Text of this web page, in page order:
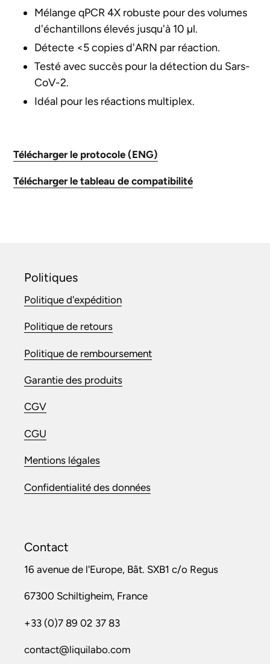
Mélange qPCR 4X robuste pour des volumes
d'échantillons élevés jusqu'à 10 µl.
Détecte <5 copies d'ARN par réaction.
Testé avec succès pour la détection du Sars-
CoV-2.
Idéal pour les réactions multiplex.
Télécharger le protocole (ENG)
Télécharger le tableau de compatibilité
Politiques
Politique d'expédition
Politique de retours
Politique de remboursement
Garantie des produits
CGV
CGU
Mentions légales
Confidentialité des données
Contact
16 avenue de l'Europe, Bât. SXB1 c/o Regus
67300 Schiltigheim, France
+33 (0)7 89 02 37 83
contact@liquilabo.com